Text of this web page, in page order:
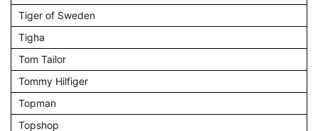
Tiger of Sweden
Tigha
Tom Tailor
Tommy Hilfiger
Topman
Topshop